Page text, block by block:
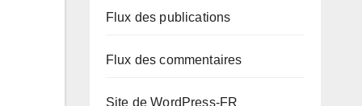
Flux des publications
Flux des commentaires
Site de WordPress-FR